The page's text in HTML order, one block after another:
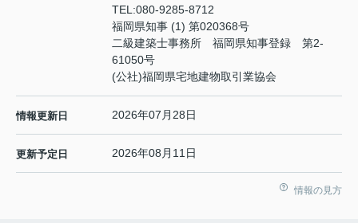
TEL:080-9285-8712
福岡県知事 (1) 第020368号
二級建築士事務所 福岡県知事登録 第2-
61050号
(公社)福岡県宅地建物取引業協会
情報更新日 2026年07月28日
更新予定日 2026年08月11日
情報の見方